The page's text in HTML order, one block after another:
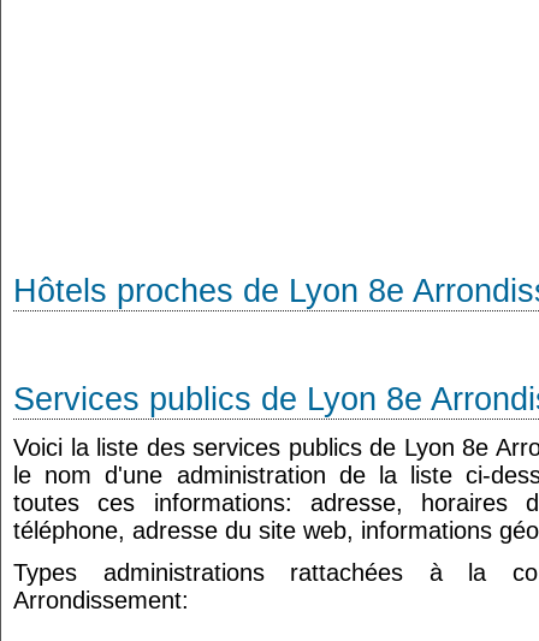
Hôtels proches de Lyon 8e
Services publics de Lyon 8e
Voici la liste des services publics de Lyon 8e
le nom d'une administration de la liste ci-
toutes ces informations: adresse, horaires
téléphone, adresse du site web, informations
Types administrations rattachées à la
Arrondissement: